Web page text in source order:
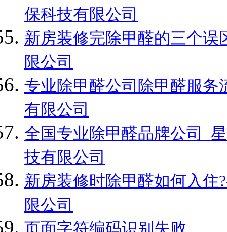
保科技有限公司
新房装修完除甲醛的三个
限公司
专业除甲醛公司除甲醛服务
有限公司
全国专业除甲醛品牌公司_
技有限公司
新房装修时除甲醛如何入住
限公司